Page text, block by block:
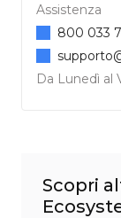
Assistenza
Da Lunedì al
800 033
Scopri